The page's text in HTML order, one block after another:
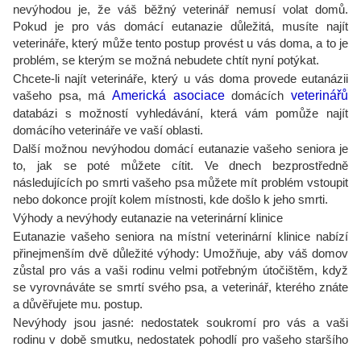
nevýhodou je, že váš běžný veterinář nemusí volat domů.
Pokud je pro vás domácí eutanazie důležitá, musíte najít
veterináře, který může tento postup provést u vás doma, a to je
problém, se kterým se možná nebudete chtít nyní potýkat.
Chcete-li najít veterináře, který u vás doma provede eutanázii
vašeho psa, má Americká asociacedomácíchveterinářů
databázi s možností vyhledávání, která vám pomůže najít
domácího veterináře ve vaší oblasti.
Další možnou nevýhodou domácí eutanazie vašeho seniora je
to, jak se poté můžete cítit. Ve dnech bezprostředně
následujících po smrti vašeho psa můžete mít problém vstoupit
nebo dokonce projít kolem místnosti, kde došlo k jeho smrti.
Výhody a nevýhody eutanazie na veterinární klinice
Eutanazie vašeho seniora na místní veterinární klinice nabízí
přinejmenším dvě důležité výhody: Umožňuje, aby váš domov
zůstal pro vás a vaši rodinu velmi potřebným útočištěm, když
se vyrovnáváte se smrtí svého psa, a veterinář, kterého znáte
a důvěřujete mu. postup.
Nevýhody jsou jasné: nedostatek soukromí pro vás a vaši
rodinu v době smutku, nedostatek pohodlí pro vašeho staršího